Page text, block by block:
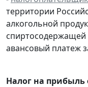
территории
алкогольной
спиртосодержащей
авансовый платеж
Налог на